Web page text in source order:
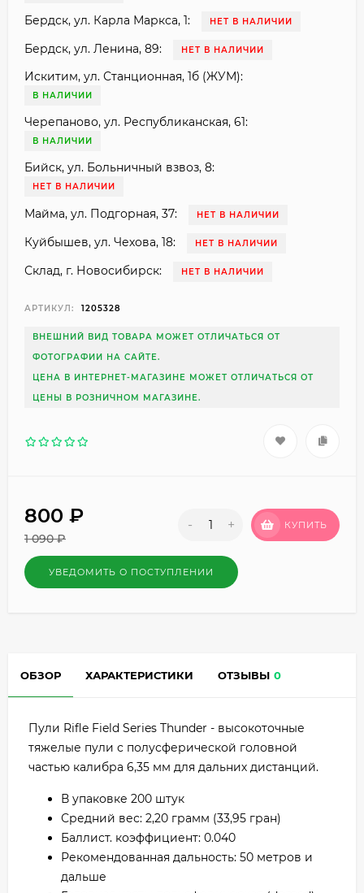
Бердск, ул. Карла Маркса, 1: НЕТ В НАЛИЧИИ
Бердск, ул. Ленина, 89: НЕТ В НАЛИЧИИ
Искитим, ул. Станционная, 1б (ЖУМ):
В НАЛИЧИИ
Черепаново, ул. Республиканская, 61:
В НАЛИЧИИ
Бийск, ул. Больничный взвоз, 8:
НЕТ В НАЛИЧИИ
Майма, ул. Подгорная, 37: НЕТ В НАЛИЧИИ
Куйбышев, ул. Чехова, 18: НЕТ В НАЛИЧИИ
Склад, г. Новосибирск: НЕТ В НАЛИЧИИ
АРТИКУЛ: 1205328
ВНЕШНИЙ ВИД ТОВАРА МОЖЕТ ОТЛИЧАТЬСЯ ОТ
ФОТОГРАФИИ НА САЙТЕ.
ЦЕНА В ИНТЕРНЕТ-МАГАЗИНЕ МОЖЕТ ОТЛИЧАТЬСЯ ОТ
ЦЕНЫ В РОЗНИЧНОМ МАГАЗИНЕ.
800 ₽
1 090₽
- + КУПИТЬ
УВЕДОМИТЬ О ПОСТУПЛЕНИИ
ОБЗОР ХАРАКТЕРИСТИКИ ОТЗЫВЫ 0
Пули Rifle Field Series Thunder - высокоточные
тяжелые пули с полусферической головной
частью калибра 6,35 мм для дальних дистанций.
В упаковке 200 штук
Средний вес: 2,20 грамм (33,95 гран)
Баллист. коэффициент: 0.040
Рекомендованная дальность: 50 метров и
дальше